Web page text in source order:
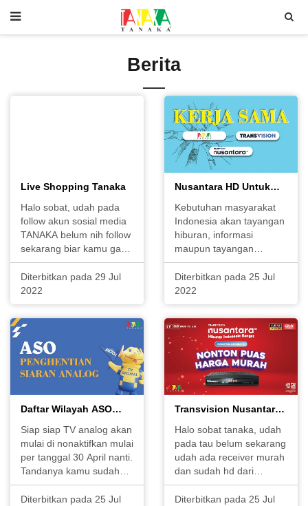
Berita
Live Shopping Tanaka
Halo sobat, udah pada
follow akun sosial media
TANAKA belum nih follow
sekarang biar kamu ga
ketinggalan informasi
terbaru dari tanaka dan
setiap jumat TANAKA
rutin mengadakan LIVE
SHOPPING TANAKA di
Tiktok dan Marketplace
Official Tanaka. Ga pake
ketingg
Diterbitkan pada 29 Jul
2022
Nusantara HD Untuk
Indonesia
Kebutuhan masyarakat
Indonesia akan tayangan
hiburan, informasi
maupun tayangan
edukasi yang berkualitas
tidak pernah habis.
Transvision melihat
animo yang cukup tinggi
dari masyarakat luas
untuk mendapatkan
pilihan tayangan
berkualitas, terutama
tontonan
Diterbitkan pada 25 Jul
2022
Daftar Wilayah ASO
Agustus 2022
Siap siap TV analog akan
mulai di nonaktifkan mulai
per tanggal 30 April nanti.
Tandanya kamu sudah
harus membeli set top
box sebelum
Diterbitkan pada 25 Jul
Transvision Nusantara
Halo sobat tanaka, udah
pada tau belum sekarang
udah ada receiver murah
dan sudah hd dari
tanaka. Transvision
Nusantara Merdeka HD,
Diterbitkan pada 25 Jul